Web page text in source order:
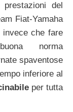
del
Fiat-Yamaha
invece che fare
norma
spaventose
inferiore al
per tutta